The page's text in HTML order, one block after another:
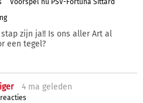
Voorspel nu PSV-Fortuna Sittard
zijn ja!! Is ons aller Art al
een tegel?
4 ma geleden